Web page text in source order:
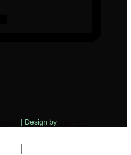
| Design by